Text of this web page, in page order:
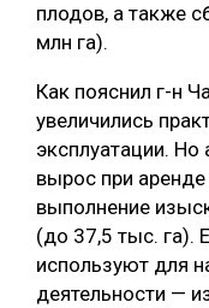
плодов, а также
млн га).
Как пояснил г-н
увеличились
эксплуатации. Но
вырос при
выполнение
(до 37,5 тыс. га).
используют для
деятельности —